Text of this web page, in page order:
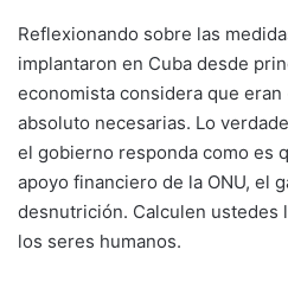
Reflexionando sobre las
implantaron en Cuba desde
economista considera que eran
absoluto necesarias. Lo
el gobierno responda como es
apoyo financiero de la ONU, el
desnutrición. Calculen ustedes
los seres humanos.